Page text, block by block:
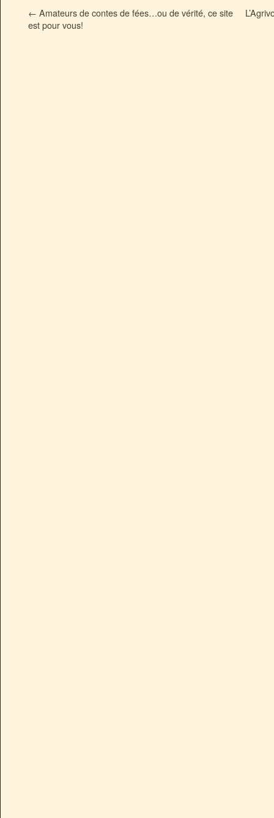
← Amateurs de contes de fées…ou de vérité, ce site
est pour vous!